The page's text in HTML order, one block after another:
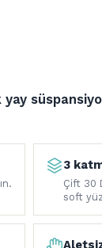
3
Çift 30
soft